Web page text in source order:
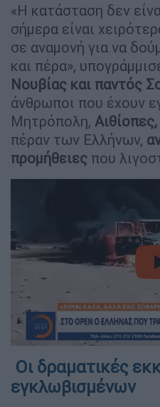
«Η κατάσταση δεν
σήμερα είναι
σε αναμονή για να
και πέρα»,
Νουβίας και παντός
άνθρωποι που έχουν
Μητρόπολη,
πέραν των Ελλήνων,
προμήθειες που
Οι δραματικές
εγκλωβισμένων